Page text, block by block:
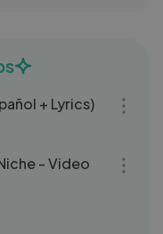
+ Lyrics)
- Video